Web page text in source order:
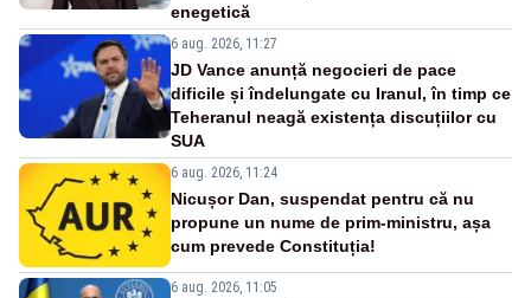
enegetică
6 aug. 2026, 11:27
JD Vance anunță negocieri de pace
dificile și îndelungate cu Iranul, în timp ce
Teheranul neagă existența discuțiilor cu
SUA
6 aug. 2026, 11:24
Nicușor Dan, suspendat pentru că nu
propune un nume de prim-ministru, așa
cum prevede Constituția!
6 aug. 2026, 11:05